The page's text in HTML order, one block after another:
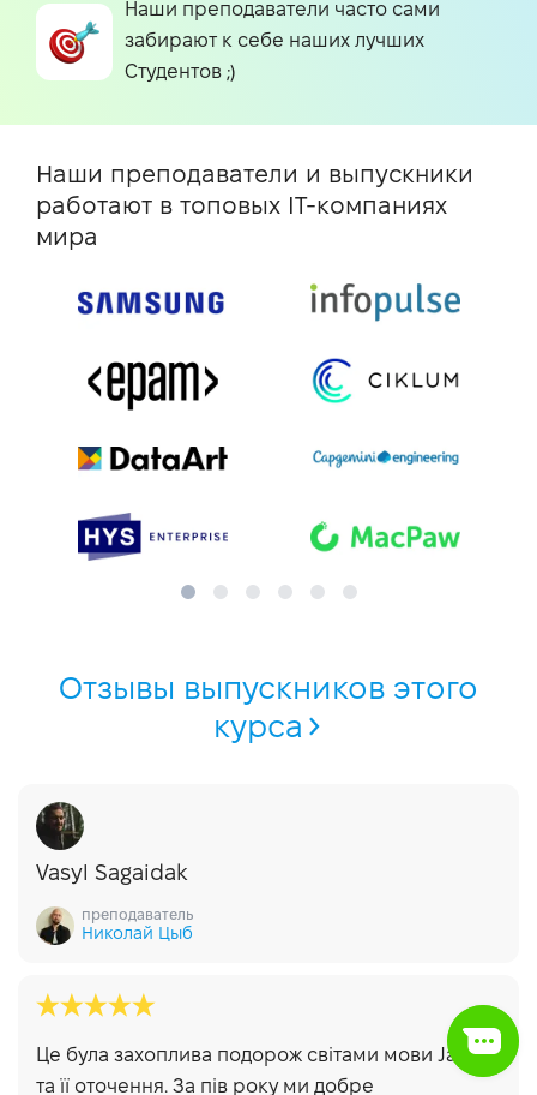
Наши преподаватели часто сами
забирают к себе наших лучших
Студентов ;)
Наши преподаватели и выпускники
работают в топовых IT-компаниях
мира
Отзывы выпускников этого
курса
Vasyl Sagaidak
преподаватель
Николай Цыб
Це була захоплива подорож світами мови Java
та її оточення. За пів року ми добре